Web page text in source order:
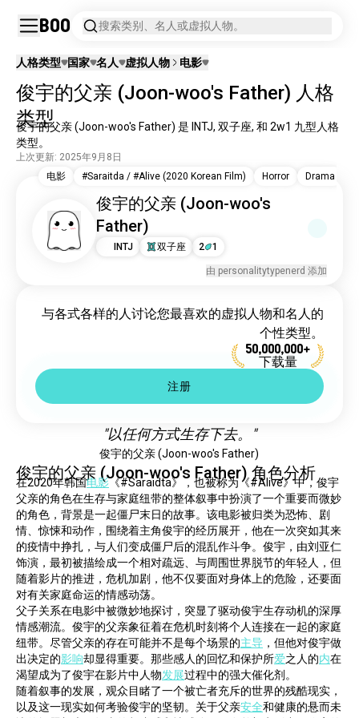
Boo 搜索类别、名人或虚拟人物。
人格类型 国家 名人 虚拟人物 电影
俊宇的父亲 (Joon-woo's Father) 人格
类型
俊宇的父亲 (Joon-woo's Father) 是 INTJ, 双子座, 和 2w1 九型人格
类型。
上次更新: 2025年9月8日
俊宇的父亲 (Joon-woo's
Father)
INTJ 双子座 2 1
电影 #Saraitda / #Alive (2020 Korean Film) Horror Drama
由 personalitytypenerd 添加
与各式各样的人讨论您最喜欢的虚拟人物和名人的
个性类型。
50,000,000+
下载量
注册
"以任何方式生存下去。"
俊宇的父亲 (Joon-woo's Father)
俊宇的父亲 (Joon-woo's Father) 角色分析
在2020年韩国电影《#Saraidta》，也被称为《#Alive》中，俊宇
父亲的角色在生存与家庭纽带的整体叙事中扮演了一个重要而微妙
的角色，背景是一起僵尸末日的故事。该电影被归类为恐怖、剧
情、惊悚和动作，围绕着主角俊宇的经历展开，他在一次突如其来
的疫情中挣扎，与人们变成僵尸后的混乱作斗争。俊宇，由刘亚仁
饰演，最初被描绘成一个相对疏远、与周围世界脱节的年轻人，但
随着影片的推进，危机加剧，他不仅要面对身体上的危险，还要面
对有关家庭命运的情感动荡。
父子关系在电影中被微妙地探讨，突显了驱动俊宇生存动机的深厚
情感潮流。俊宇的父亲象征着在危机时刻将个人连接在一起的家庭
纽带。尽管父亲的存在可能并不是每个场景的主导 ，但他对俊宇做
出决定的影响却显得重要。那些感人的回忆和保护所爱之人的内在
渴望成为了俊宇在影片中人物发展过程中的强大催化剂。
随着叙事的发展，观众目睹了一个被亡者充斥的世界的残酷现实，
以及这一现实如何考验俊宇的坚韧。关于父亲安全和健康的悬而未